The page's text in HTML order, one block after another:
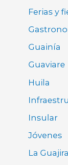
Ferias y
Guainía
Guaviare
Huila
Insular
Jóvenes
La Guajira